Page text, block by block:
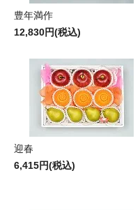
豊年満作
12,830円(税込)
迎春
6,415円(税込)